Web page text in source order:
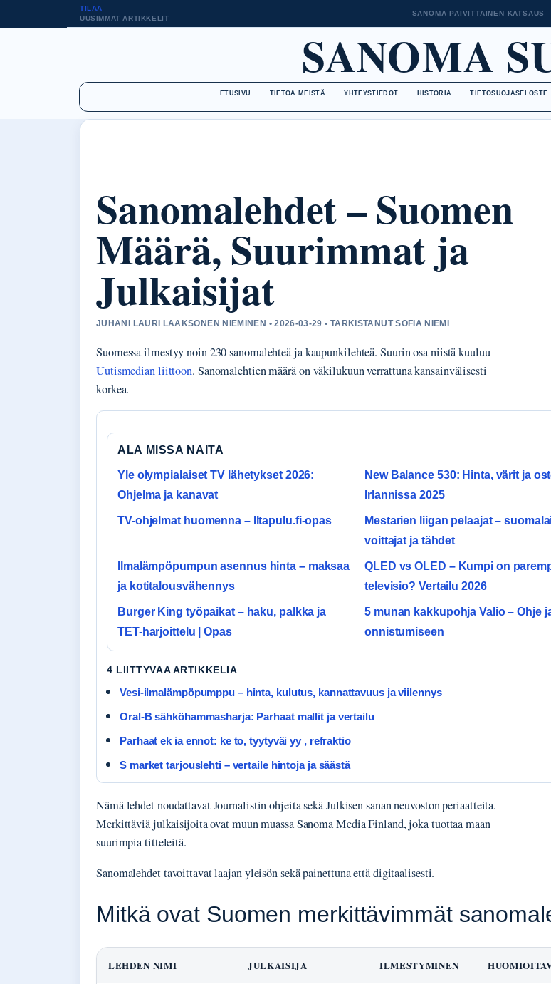
TILAA
UUSIMMAT ARTIKKELIT
SANOMA PAIVITTAINEN KATSAUS
SANOMA
ETUSIVU TIETOA MEISTÄ YHTEYSTIEDOT HISTORIA TIETOSUOJASELOSTE
Sanomalehdet – Suomen
Määrä, Suurimmat ja
Julkaisijat
JUHANI LAURI LAAKSONEN NIEMINEN • 2026-03-29 • TARKISTANUT SOFIA NIEMI
Suomessa ilmestyy noin 230 sanomalehteä ja kaupunkilehteä. Suurin osa niistä kuuluu
Uutismedian liittoon. Sanomalehtien määrä on väkilukuun verrattuna kansainvälisesti
korkea.
ALA MISSA NAITA
Yle olympialaiset TV lähetykset 2026:
Ohjelma ja kanavat
New Balance 530: Hinta, värit ja
Irlannissa 2025
TV-ohjelmat huomenna – Iltapulu.fi-opas
Mestarien liigan pelaajat –
voittajat ja tähdet
Ilmalämpöpumpun asennus hinta – maksaa
ja kotitalousvähennys
QLED vs OLED – Kumpi on
televisio? Vertailu 2026
Burger King työpaikat – haku, palkka ja
TET-harjoittelu | Opas
5 munan kakkupohja Valio – Ohje
onnistumiseen
4 LIITTYVAA ARTIKKELIA
Vesi-ilmalämpöpumppu – hinta, kulutus, kannattavuus ja viilennys
Oral-B sähköhammasharja: Parhaat mallit ja vertailu
Parhaat ek ia ennot: ke to, tyytyväi yy , refraktio
S market tarjouslehti – vertaile hintoja ja säästä
Nämä lehdet noudattavat Journalistin ohjeita sekä Julkisen sanan neuvoston periaatteita.
Merkittäviä julkaisijoita ovat muun muassa Sanoma Media Finland, joka tuottaa maan
suurimpia titteleitä.
Sanomalehdet tavoittavat laajan yleisön sekä painettuna että digitaalisesti.
Mitkä ovat Suomen merkittävimmät
LEHDEN NIMI JULKAISIJA ILMESTYMINEN